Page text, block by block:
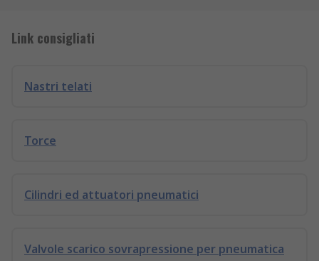
Link consigliati
Nastri telati
Torce
Cilindri ed attuatori pneumatici
Valvole scarico sovrapressione per pneumatica